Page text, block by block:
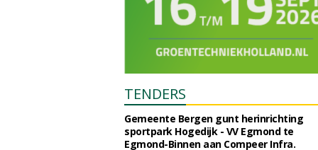
TENDERS
Gemeente Bergen gunt herinrichting
sportpark Hogedijk - VV Egmond te
Egmond-Binnen aan Compeer Infra.